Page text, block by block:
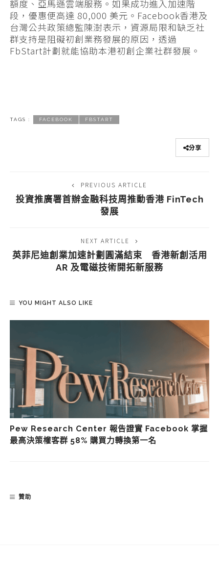
額度、亞馬遜雲端服務。如果成功進入加速階
段，優惠便高達 80,000 美元。Facebook香港及
台灣公共政策總監陳澍表示，資源局限和缺乏社
群支持是阻礙初創業務發展的原因，透過
FbStart計劃就能協助本港初創企業社群發展。
TAGS : FACEBOOK FBSTART
分享
PREVIOUS ARTICLE
投資推廣署首辦金融科技周推動香港 FinTech
發展
NEXT ARTICLE
英菲尼迪創業加速計劃圓滿結束 香港新創活用
AR 及電磁技術開拓新服務
YOU MIGHT ALSO LIKE
Pew Research Center 報告證實 Facebook 掌握
最高決策權客群 58% 購買力轉換第一名
贊助